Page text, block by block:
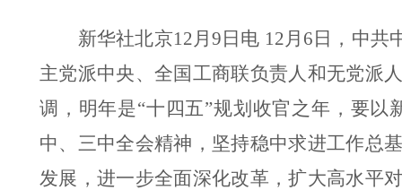
新华社北京12月9 日电 12月 6 日，中共
主党派中央、全国工商联负责人和无党派
调，明年是“十四五”规划收官之年，要以
中、三中全会精神，坚持稳中求进工作总
发展，进一步全面深化改革，扩大高水平